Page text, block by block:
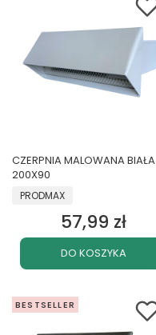
CZERPNIA MALOWANA BIAŁA
200X90
PRODUCENT
PRODMAX
Cena
57,99 zł
DO KOSZYKA
BESTSELLER